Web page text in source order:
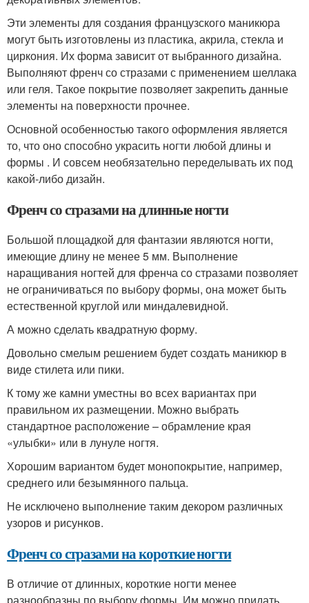
Эти элементы для создания французского маникюра
могут быть изготовлены из пластика, акрила, стекла и
циркония. Их форма зависит от выбранного дизайна.
Выполняют френч со стразами с применением шеллака
или геля. Такое покрытие позволяет закрепить данные
элементы на поверхности прочнее.
Основной особенностью такого оформления является
то, что оно способно украсить ногти любой длины и
формы . И совсем необязательно переделывать их под
какой-либо дизайн.
Френч со стразами на длинные ногти
Большой площадкой для фантазии являются ногти,
имеющие длину не менее 5 мм. Выполнение
наращивания ногтей для френча со стразами позволяет
не ограничиваться по выбору формы, она может быть
естественной круглой или миндалевидной.
А можно сделать квадратную форму.
Довольно смелым решением будет создать маникюр в
виде стилета или пики.
К тому же камни уместны во всех вариантах при
правильном их размещении. Можно выбрать
стандартное расположение – обрамление края
«улыбки» или в лунуле ногтя.
Хорошим вариантом будет монопокрытие, например,
среднего или безымянного пальца.
Не исключено выполнение таким декором различных
узоров и рисунков.
Френч со стразами на короткие ногти
В отличие от длинных, короткие ногти менее